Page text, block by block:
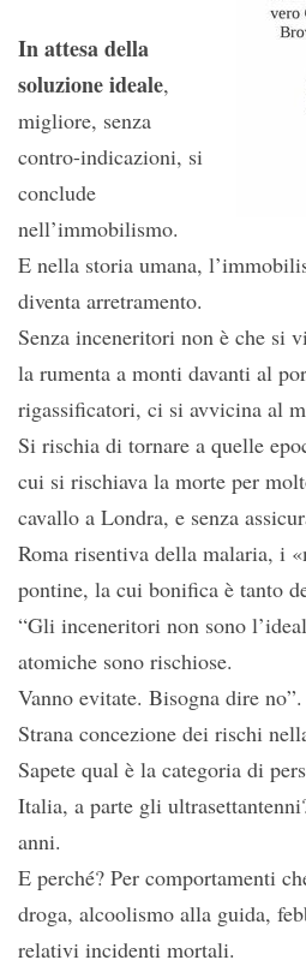
In attesa della
soluzione ideale,
migliore, senza
contro-indicazioni, si
conclude
nell’immobilismo.
E nella storia umana,
diventa arretramento.
Senza inceneritori non è che si
la rumenta a monti davanti al
rigassificatori, ci si avvicina al
Si rischia di tornare a quelle
cui si rischiava la morte per
cavallo a Londra, e senza
Roma risentiva della malaria, i
pontine, la cui bonifica è tanto
“Gli inceneritori non sono
atomiche sono rischiose.
Vanno evitate. Bisogna dire no”.
Strana concezione dei rischi
Sapete qual è la categoria di
Italia, a parte gli
anni.
E perché? Per comportamenti
droga, alcoolismo alla guida,
relativi incidenti mortali.